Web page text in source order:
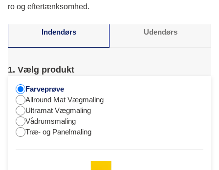
ro og eftertænksomhed.
Indendørs Udendørs
1. Vælg produkt
Farveprøve
Allround Mat Vægmaling
Ultramat Vægmaling
Vådrumsmaling
Træ- og Panelmaling